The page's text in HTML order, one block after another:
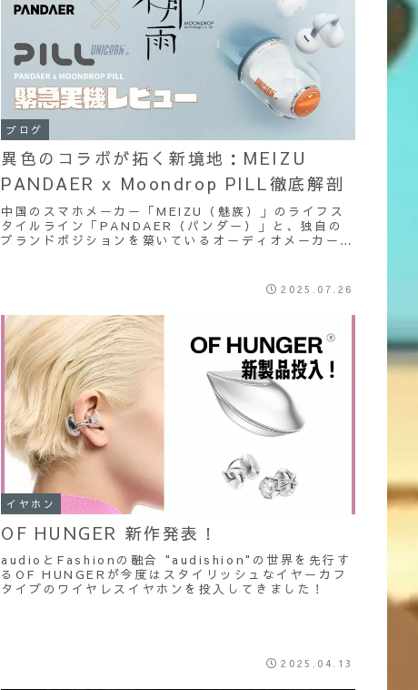
ブログ
異色のコラボが拓く新境地：MEIZU
PANDAER x Moondrop PILL徹底解剖
中国のスマホメーカー「MEIZU（魅族）」のライフス
タイルライン「PANDAER（パンダー）」と、独自の
ブランドポジションを築いているオーディオメーカー
2025.07.26
イヤホン
OF HUNGER 新作発表！
audioとFashionの融合 "audishion"の世界を先行す
るOF HUNGERが今度はスタイリッシュなイヤーカフ
タイプのワイヤレスイヤホンを投入してきました！
2025.04.13